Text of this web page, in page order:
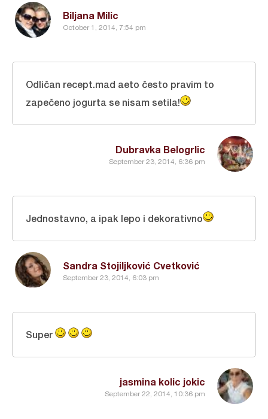
Biljana Milic
October 1, 2014, 7:54 pm
Dubravka Belogrlic
September 23, 2014, 6:36 pm
Odličan recept.mad aeto često pravim to
zapečeno jogurta se nisam setila!
Sandra Stojiljković Cvetković
September 23, 2014, 6:03 pm
Jednostavno, a ipak lepo i dekorativno
jasmina kolic jokic
September 22, 2014, 10:36 pm
Super